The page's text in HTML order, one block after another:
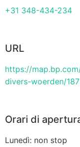
+31 348-434-234
URL
https://
divers-woerden/
Orari di
Lunedì: non stop